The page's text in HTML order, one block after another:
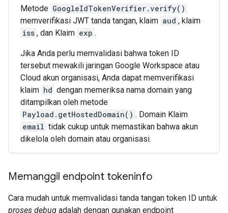
Metode GoogleIdTokenVerifier.verify()
memverifikasi JWT tanda tangan, klaim aud , klaim
iss , dan Klaim exp .
Jika Anda perlu memvalidasi bahwa token ID
tersebut mewakili jaringan Google Workspace atau
Cloud akun organisasi, Anda dapat memverifikasi
klaim hd dengan memeriksa nama domain yang
ditampilkan oleh metode
Payload.getHostedDomain() . Domain Klaim
email tidak cukup untuk memastikan bahwa akun
dikelola oleh domain atau organisasi.
Memanggil endpoint tokeninfo
Cara mudah untuk memvalidasi tanda tangan token ID untuk
proses debug adalah dengan gunakan endpoint